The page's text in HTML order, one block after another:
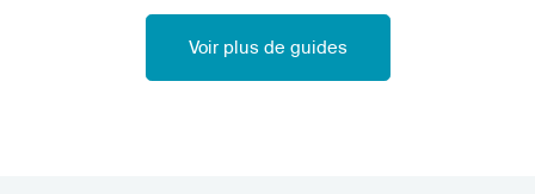
Voir plus de guides